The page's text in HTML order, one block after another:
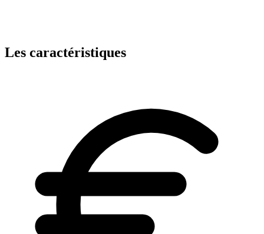
Les caractéristiques